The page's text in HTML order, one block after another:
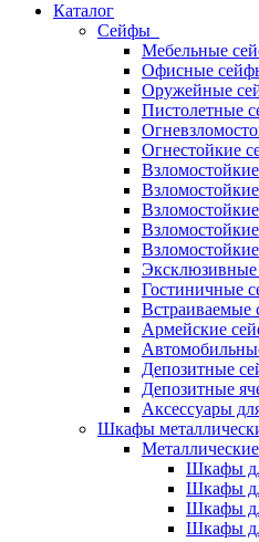
Каталог
Сейфы
Мебельные
Офисные
Оружейные
Пистолетные
Огнестойкие
Гостиничные
Встраиваемые
Армейские
Депозитные
Депозитные
Аксессуары
Шкафы
Шкафы
Шкафы
Шкафы
Шкафы